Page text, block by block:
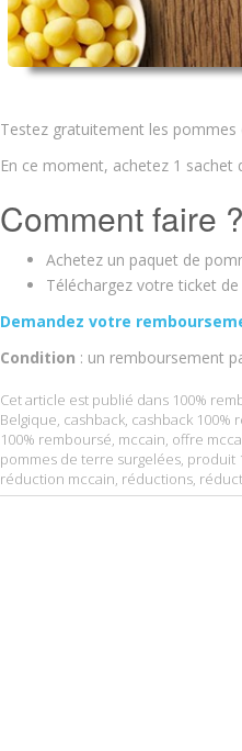
Testez gratuitement les pommes
En ce moment, achetez 1 sachet
Comment faire ?
Achetez un paquet de
Téléchargez votre ticket
Demandez votre
Condition : un remboursement
Cet article est publié dans 100%
Belgique, cashback, cashback 100%
100% remboursé, mccain, offre
pommes de terre surgelées, produit
réduction mccain, réductions,